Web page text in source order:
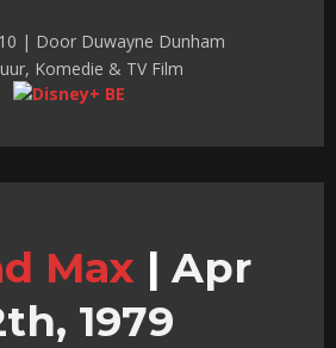
| Door Duwayne Dunham
Komedie & TV Film
Max | Apr
1979